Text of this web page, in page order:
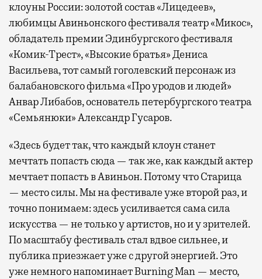
клоуны России: золотой состав «Лицедеев»,
любимцы Авиньонского фестиваля театр «Микос»,
обладатель премии Эдинбургского фестиваля
«Комик-Трест», «Высокие братья» Дениса
Васильева, тот самый гоголевский персонаж из
балабановского фильма «Про уродов и людей»
Анвар Либабов, основатель петербургского театра
«Семьянюки» Александр Гусаров.
«Здесь будет так, что каждый клоун станет
мечтать попасть сюда — так же, как каждый актер
мечтает попасть в Авиньон. Потому что Старица
— место силы. Мы на фестивале уже второй раз, и
точно понимаем: здесь усиливается сама сила
искусства — не только у артистов, но и у зрителей.
По масштабу фестиваль стал вдвое сильнее, и
публика приезжает уже с другой энергией. Это
уже немного напоминает Burning Man — место,